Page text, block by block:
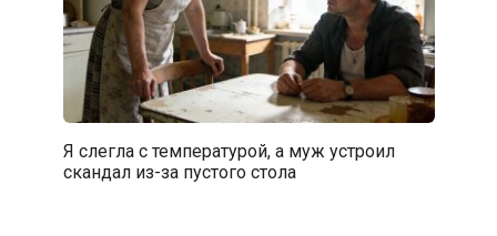
Я слегла с температурой, а муж устроил
скандал из-за пустого стола